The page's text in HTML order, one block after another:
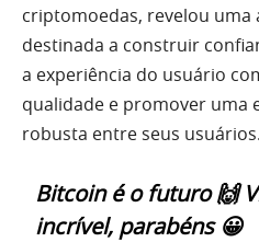
criptomoedas, revelou uma
destinada a construir
a experiência do usuário
qualidade e promover uma
robusta entre seus usuários.
Bitcoin é o futuro 🙌
incrível, parabéns 😀